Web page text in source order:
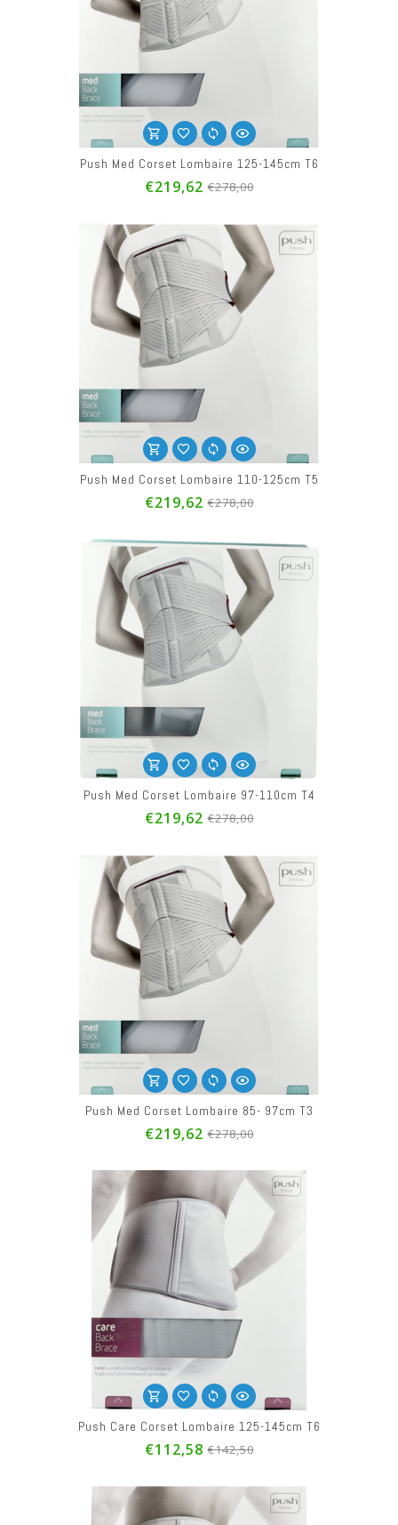
Push Med Corset Lombaire 125-145cm T6
€219,62 €278,00
Push Med Corset Lombaire 110-125cm T5
€219,62 €278,00
Push Med Corset Lombaire 97-110cm T4
€219,62 €278,00
Push Med Corset Lombaire 85- 97cm T3
€219,62 €278,00
Push Care Corset Lombaire 125-145cm T6
€112,58 €142,50